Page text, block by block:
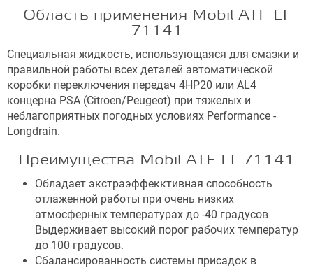
Область применения Mobil ATF LT
71141
Специальная жидкость, использующаяся для смазки и
правильной работы всех деталей автоматической
коробки переключения передач 4HP20 или AL4
концерна PSA (Citroen/Peugeot) при тяжелых и
неблагоприятных погодных условиях Performance -
Longdrain.
Преимущества Mobil ATF LT 71141
Обладает экстраэффекктивная способность
отлаженной работы при очень низких
атмосферных температурах до -40 градусов
Выдерживает высокий порог рабочих температур
до 100 градусов.
Сбалансированность системы присадок в